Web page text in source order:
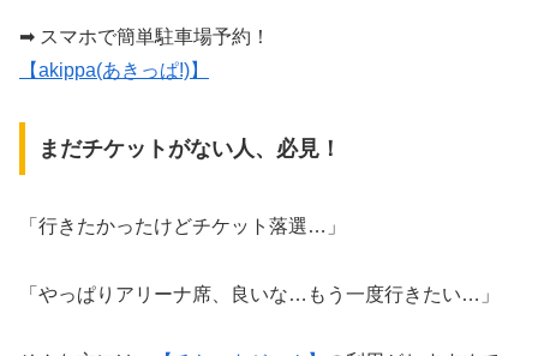
➡ スマホで簡単駐車場予約！
【akippa(あきっぱ!)】
まだチケットがない人、必見！
「行きたかったけどチケット落選…」
「やっぱりアリーナ席、良いな…もう一度行きたい…」